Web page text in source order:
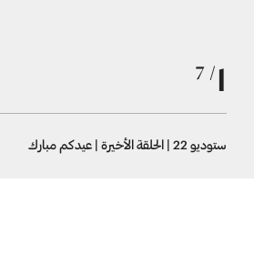
ستوديو 22 | الحلقة الأخيرة | عيدكم مبارك